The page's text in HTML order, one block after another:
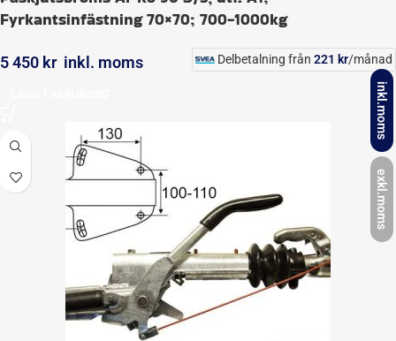
inkl.moms
exkl.moms
Fyrkantsinfästning 70×70; 700-1000kg
5 450 kr inkl. moms Delbetalning från 221 kr/månad